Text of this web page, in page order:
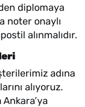
diplomaya
noter onaylı
alınmalıdır.
adına
alıyoruz.